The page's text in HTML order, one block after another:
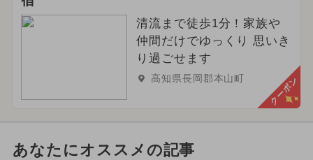
清流まで徒歩1分！家族や
仲間だけでゆっくり 思いき
り過ごせます
高知県長岡郡本山町 クーポン
あなたにオススメの記事